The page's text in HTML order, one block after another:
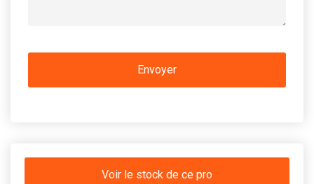
Voir le stock de ce pro